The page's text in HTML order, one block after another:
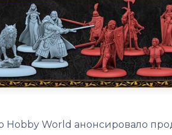
Hobby World анонсировало